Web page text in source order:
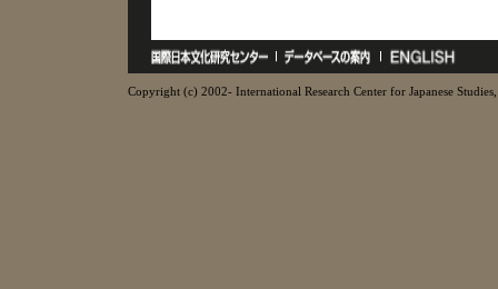
Copyright (c) 2002- International Research Center for Japanese